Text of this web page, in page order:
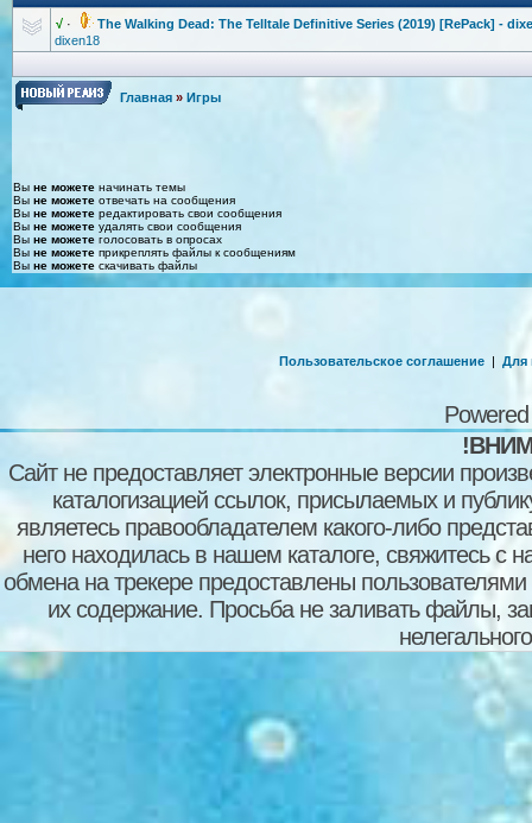
√ ·
The Walking Dead: The Telltale Definitive Series (2019) [RePack] -
dixen18
Главная » Игры
Вы не можете начинать темы
Вы не можете отвечать на сообщения
Вы не можете редактировать свои сообщения
Вы не можете удалять свои сообщения
Вы не можете голосовать в опросах
Вы не можете прикреплять файлы к сообщениям
Вы не можете скачивать файлы
Пользовательское соглашение | Для
Сайт не предоставляет электронные версии
каталогизацией ссылок, присылаемых и
являетесь правообладателем какого-либо
него находилась в нашем каталоге, свяжитесь
обмена на трекере предоставлены пользователями
их содержание. Просьба не заливать файлы,